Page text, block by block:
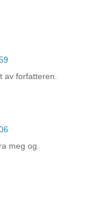
av forfatteren.
meg og.